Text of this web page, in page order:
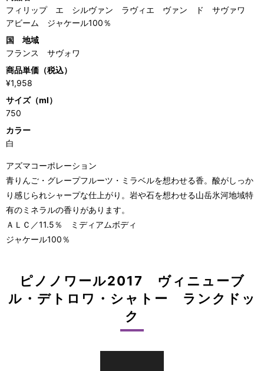
フィリップ エ シルヴァン ラヴィエ ヴァン ド サヴァワ
アビーム ジャケール100％
国 地域
フランス サヴォワ
商品単価（税込）
¥1,958
サイズ（ml）
750
カラー
白
アズマコーポレーション
青りんご・グレープフルーツ・ミラベルを想わせる香。酸がしっか
り感じられシャープな仕上がり。岩や石を想わせる山岳氷河地域特
有のミネラルの香りがあります。
ＡＬＣ／11.5％ ミディアムボディ
ジャケール100％
ピノノワール2017 ヴィニューブ
ル・デトロワ・シャトー ランクドッ
ク